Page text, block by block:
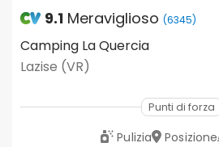
9.1 Meraviglioso (6345)
Camping La Quercia
Lazise (VR)
Punti di forza
Pulizia Posizione